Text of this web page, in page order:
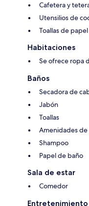
Cafetera y
Utensilios de
Toallas de papel
Habitaciones
Se ofrece ropa
Baños
Secadora de
Jabón
Toallas
Amenidades
Shampoo
Papel de baño
Sala de estar
Comedor
Entretenimiento